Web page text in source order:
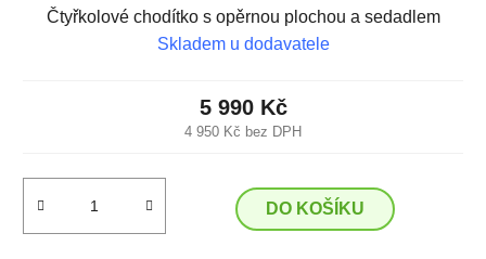
Čtyřkolové chodítko s opěrnou plochou a sedadlem
Skladem u dodavatele
4 950 Kč bez DPH
5 990 Kč
DO KOŠÍKU